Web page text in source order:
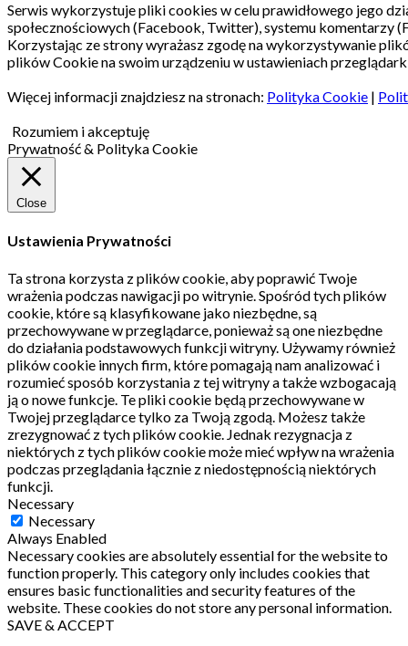
Serwis wykorzystuje pliki cookies w celu prawidłowego jego
społecznościowych (Facebook, Twitter), systemu komentarzy
Korzystając ze strony wyrażasz zgodę na wykorzystywanie
plików Cookie na swoim urządzeniu w ustawieniach
Więcej informacji znajdziesz na stronach: Polityka Cookie |
Rozumiem i akceptuję
Prywatność & Polityka Cookie
Close
Ustawienia Prywatności
Ta strona korzysta z plików cookie, aby poprawić Twoje
wrażenia podczas nawigacji po witrynie. Spośród tych plików
cookie, które są klasyfikowane jako niezbędne, są
przechowywane w przeglądarce, ponieważ są one niezbędne
do działania podstawowych funkcji witryny. Używamy również
plików cookie innych firm, które pomagają nam analizować i
rozumieć sposób korzystania z tej witryny a także wzbogacają
ją o nowe funkcje. Te pliki cookie będą przechowywane w
Twojej przeglądarce tylko za Twoją zgodą. Możesz także
zrezygnować z tych plików cookie. Jednak rezygnacja z
niektórych z tych plików cookie może mieć wpływ na wrażenia
podczas przeglądania łącznie z niedostępnością niektórych
funkcji.
Necessary
Necessary
Always Enabled
Necessary cookies are absolutely essential for the website to
function properly. This category only includes cookies that
ensures basic functionalities and security features of the
website. These cookies do not store any personal information.
SAVE & ACCEPT